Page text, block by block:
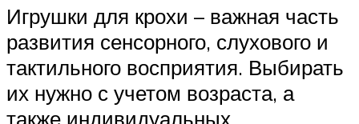
Игрушки для крохи – важная часть
развития сенсорного, слухового и
тактильного восприятия. Выбирать
их нужно с учетом возраста, а
также индивидуальных